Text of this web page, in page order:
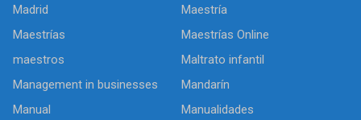
Madrid
Maestría
Maestrías
Maestrías Online
maestros
Maltrato infantil
Management in businesses
Mandarín
Manual
Manualidades